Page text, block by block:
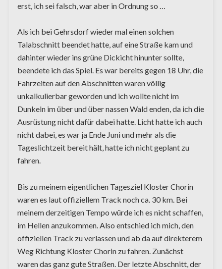
erst, ich sei falsch, war aber in Ordnung so …
Als ich bei Gehrsdorf wieder mal einen solchen
Talabschnitt beendet hatte, auf eine Straße kam und
dahinter wieder ins grüne Dickicht hinunter sollte,
beendete ich das Spiel. Es war bereits gegen 18 Uhr, die
Fahrzeiten auf den Abschnitten waren völlig
unkalkulierbar geworden und ich wollte nicht im
Dunkeln im über und über nassen Wald enden, da ich die
Ausrüstung nicht dafür dabei hatte. Licht hatte ich auch
nicht dabei, es war ja Ende Juni und mehr als die
Tageslichtzeit bereit hält, hatte ich nicht geplant zu
fahren.
Bis zu meinem eigentlichen Tagesziel Kloster Chorin
waren es laut offiziellem Track noch ca. 30 km. Bei
meinem derzeitigen Tempo würde ich es nicht schaffen,
im Hellen anzukommen. Also entschied ich mich, den
offiziellen Track zu verlassen und ab da auf direkterem
Weg Richtung Kloster Chorin zu fahren. Zunächst
waren das ganz gute Straßen. Der letzte Abschnitt, der